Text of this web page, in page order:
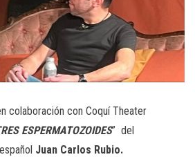
colaboración con Coquí Theater
ESPERMATOZOIDES” del
Juan Carlos Rubio.